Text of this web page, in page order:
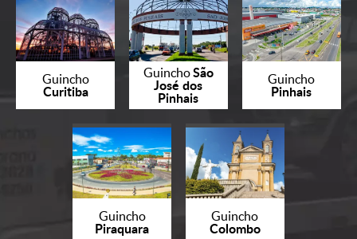
Guincho
Curitiba
GuinchoSão
José dos
Pinhais
Guincho
Pinhais
Guincho
Piraquara
Guincho
Colombo